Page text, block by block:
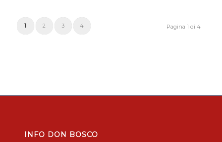
Pagina 1 di 4
1 2 3 4
INFO DON BOSCO